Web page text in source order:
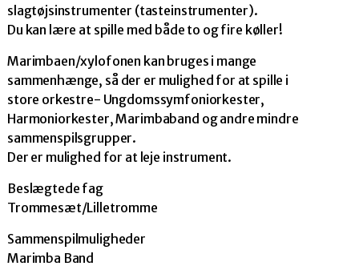
slagtøjsinstrumenter (tasteinstrumenter).
Du kan lære at spille med både to og fire køller!
Marimbaen/xylofonen kan bruges i mange
sammenhænge, så der er mulighed for at spille i
store orkestre- Ungdomssymfoniorkester,
Harmoniorkester, Marimbaband og andre mindre
sammenspilsgrupper.
Der er mulighed for at leje instrument.
Beslægtede fag
Trommesæt/Lilletromme
Sammenspilmuligheder
Marimba Band